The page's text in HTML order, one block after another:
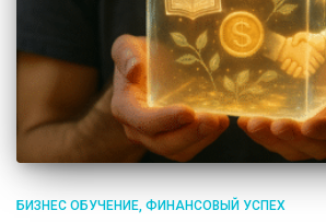
БИЗНЕС ОБУЧЕНИЕ ФИНАНСОВЫЙ УСПЕХ